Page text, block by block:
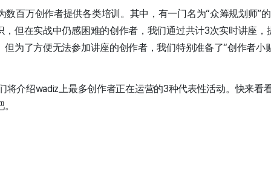
数百万创作者提供各类培训。其中，有一门名为“众筹规划师”
，但在实战中仍感困难的创作者，我们通过共计3次实时讲座，
但为了方便无法参加讲座的创作者，我们特别准备了“创作者小
将介绍wadiz上最多创作者正在运营的3种代表性活动。快来看